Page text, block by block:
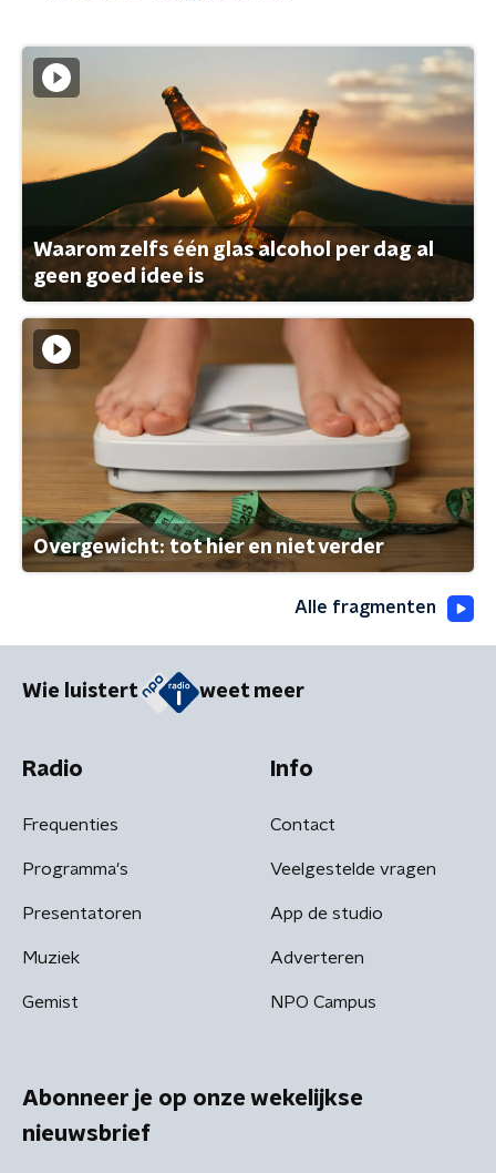
Waarom zelfs één glas alcohol per dag al
geen goed idee is
Overgewicht: tot hier en niet verder
Alle fragmenten
Wie luistert weet meer
Radio
Frequenties
Programma's
Presentatoren
Muziek
Gemist
Info
Contact
Veelgestelde vragen
App de studio
Adverteren
NPO Campus
Abonneer je op onze wekelijkse
nieuwsbrief